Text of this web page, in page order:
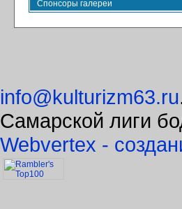
Спонсоры галереи
info@kulturizm63.ru
Самарской лиги
Webvertex -